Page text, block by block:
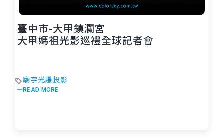
臺中市-大甲鎮瀾宮
大甲媽祖光影巡禮全球記者會
廟宇光雕投影
READ MORE